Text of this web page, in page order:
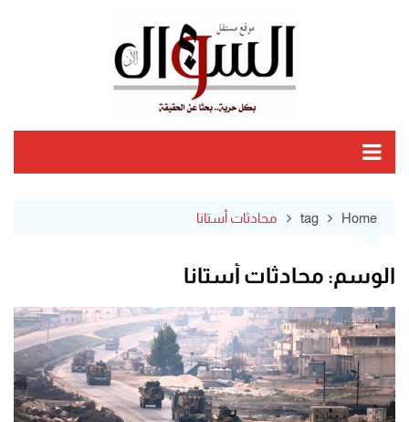
Home
tag محادثات أستانا
الوسم: محادثات أستانا